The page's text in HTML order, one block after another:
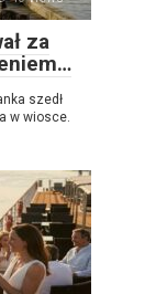
za
szedł
w wiosce.